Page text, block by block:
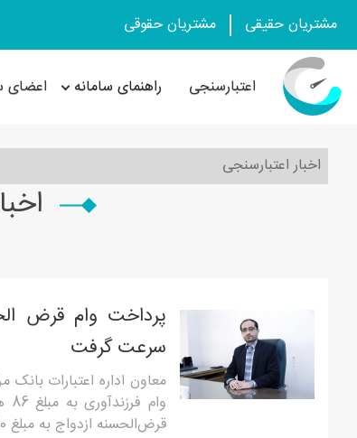
مشتریان حقیقی مشتریان حقوقی
اعتبارسنجی راهنمای سامانه اعضای
اخبار اعتبارسنجی
پرداخت وام قرض
سرعت گرفت
قرض‌الحسنه ازدواج به مبلغ 440 هزار میلیار ریال پرداخت شده است.